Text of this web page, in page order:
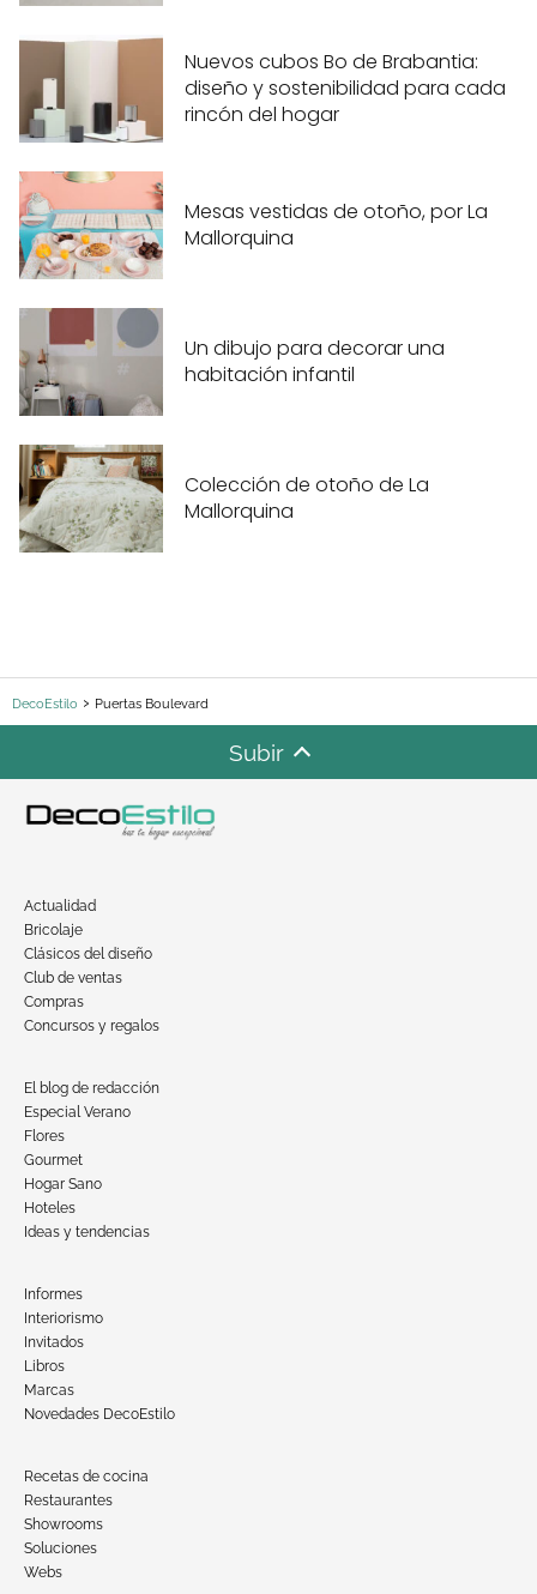
Nuevos cubos Bo de Brabantia:
diseño y sostenibilidad para cada
rincón del hogar
Mesas vestidas de otoño, por La
Mallorquina
Un dibujo para decorar una
habitación infantil
Colección de otoño de La
Mallorquina
DecoEstilo Puertas Boulevard
Subir
Actualidad
Bricolaje
Clásicos del diseño
Club de ventas
Compras
Concursos y regalos
El blog de redacción
Especial Verano
Flores
Gourmet
Hogar Sano
Hoteles
Ideas y tendencias
Informes
Interiorismo
Invitados
Libros
Marcas
Novedades DecoEstilo
Recetas de cocina
Restaurantes
Showrooms
Soluciones
Webs